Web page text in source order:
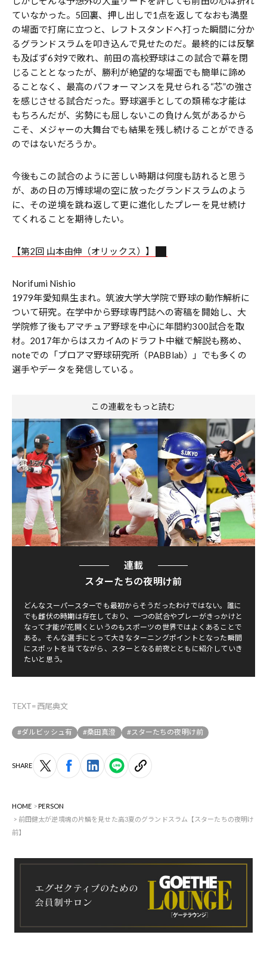
ていなかった。5回裏、押し出しで1点を返してなおも満塁
の場面で打席に立つと、レフトスタンドへ打った瞬間に分か
るグランドスラムを叩き込んで見せたのだ。最終的には反撃
も及ばず6対9で敗れ、前田の高校野球はこの試合で幕を閉
じることとなったが、勝利が絶望的な場面でも簡単に諦め
ることなく、最高のパフォーマンスを見せられる“芯”の強さ
を感じさせる試合だった。野球選手としての類稀な才能は
もちろんだが、劣勢にも屈しないこの負けん気があるから
こそ、メジャーの大舞台でも結果を残し続けることができる
のではないだろうか。
今後もこの試合のように苦しい時期は何度も訪れると思う
が、あの日の万博球場の空に放ったグランドスラムのよう
に、その逆境を跳ね返して更に進化したプレーを見せ続け
てくれることを期待したい。
【第2回 山本由伸（オリックス）】
Norifumi Nishio
1979年愛知県生まれ。筑波大学大学院で野球の動作解析に
ついて研究。在学中から野球専門誌への寄稿を開始し、大
学院修了後もアマチュア野球を中心に年間約300試合を取
材。2017年からはスカイAのドラフト中継で解説も務め、
noteでの「プロアマ野球研究所（PABBlab）」でも多くの
選手やデータを発信している。
この連載をもっと読む
連載
スターたちの夜明け前
どんなスーパースターでも最初からそうだったわけではない。誰に
でも雌伏の時期は存在しており、一つの試合やプレーがきっかけと
なって才能が花開くというのもスポーツの世界ではよくあることで
ある。そんな選手にとって大きなターニングポイントとなった瞬間
にスポットを当てながら、スターとなる前夜とともに紹介していき
たいと思う。
TEXT=西尾典文
#ダルビッシュ有 #桑田真澄 #スターたちの夜明け前
SHARE
HOME
PERSON
前田健太が逆境魂の片鱗を見せた高3夏のグランドスラム【スターたちの夜明け
前】